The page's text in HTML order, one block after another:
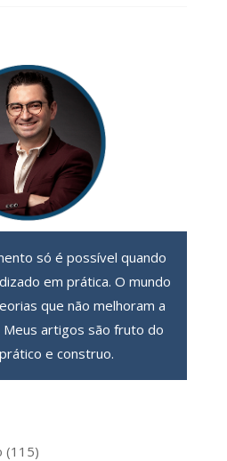
só é possível quando
em prática. O mundo
que não melhoram a
Meus artigos são fruto do
e construo.
(115)